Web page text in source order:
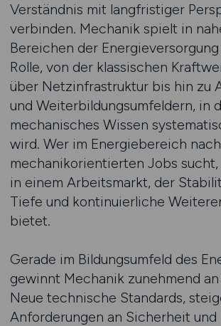
Verständnis mit langfristiger
verbinden. Mechanik spielt in
Bereichen der
Rolle, von der klassischen
über Netzinfrastruktur bis hin zu
und Weiterbildungsumfeldern, in
mechanisches Wissen
wird. Wer im Energiebereich nach
mechanikorientierten Jobs
in einem Arbeitsmarkt, der
Tiefe und kontinuierliche
bietet.
Gerade im Bildungsumfeld des
gewinnt Mechanik zunehmend
Neue technische Standards,
Anforderungen an Sicherheit